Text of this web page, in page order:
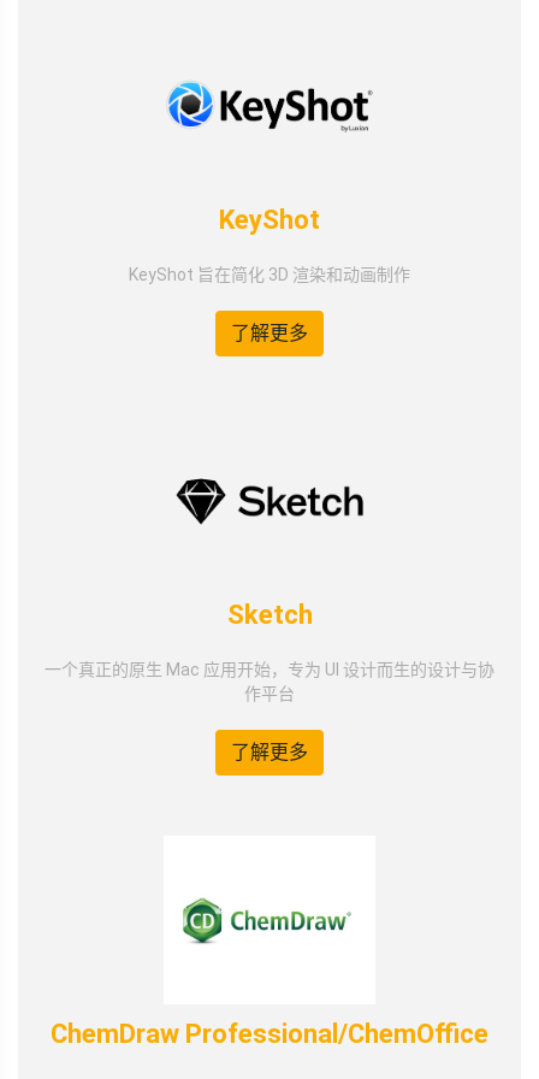
KeyShot
KeyShot 旨在简化 3D 渲染和动画制作
了解更多
Sketch
一个真正的原生 Mac 应用开始，专为 UI 设计而生的设计与协
作平台
了解更多
ChemDraw Professional/ChemOffice